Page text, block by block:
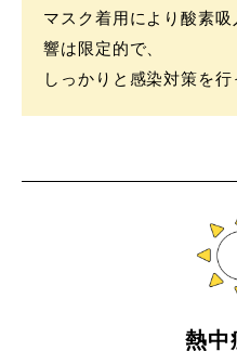
マスク着用により酸素
響は限定的で、
しっかりと感染対策を
熱中